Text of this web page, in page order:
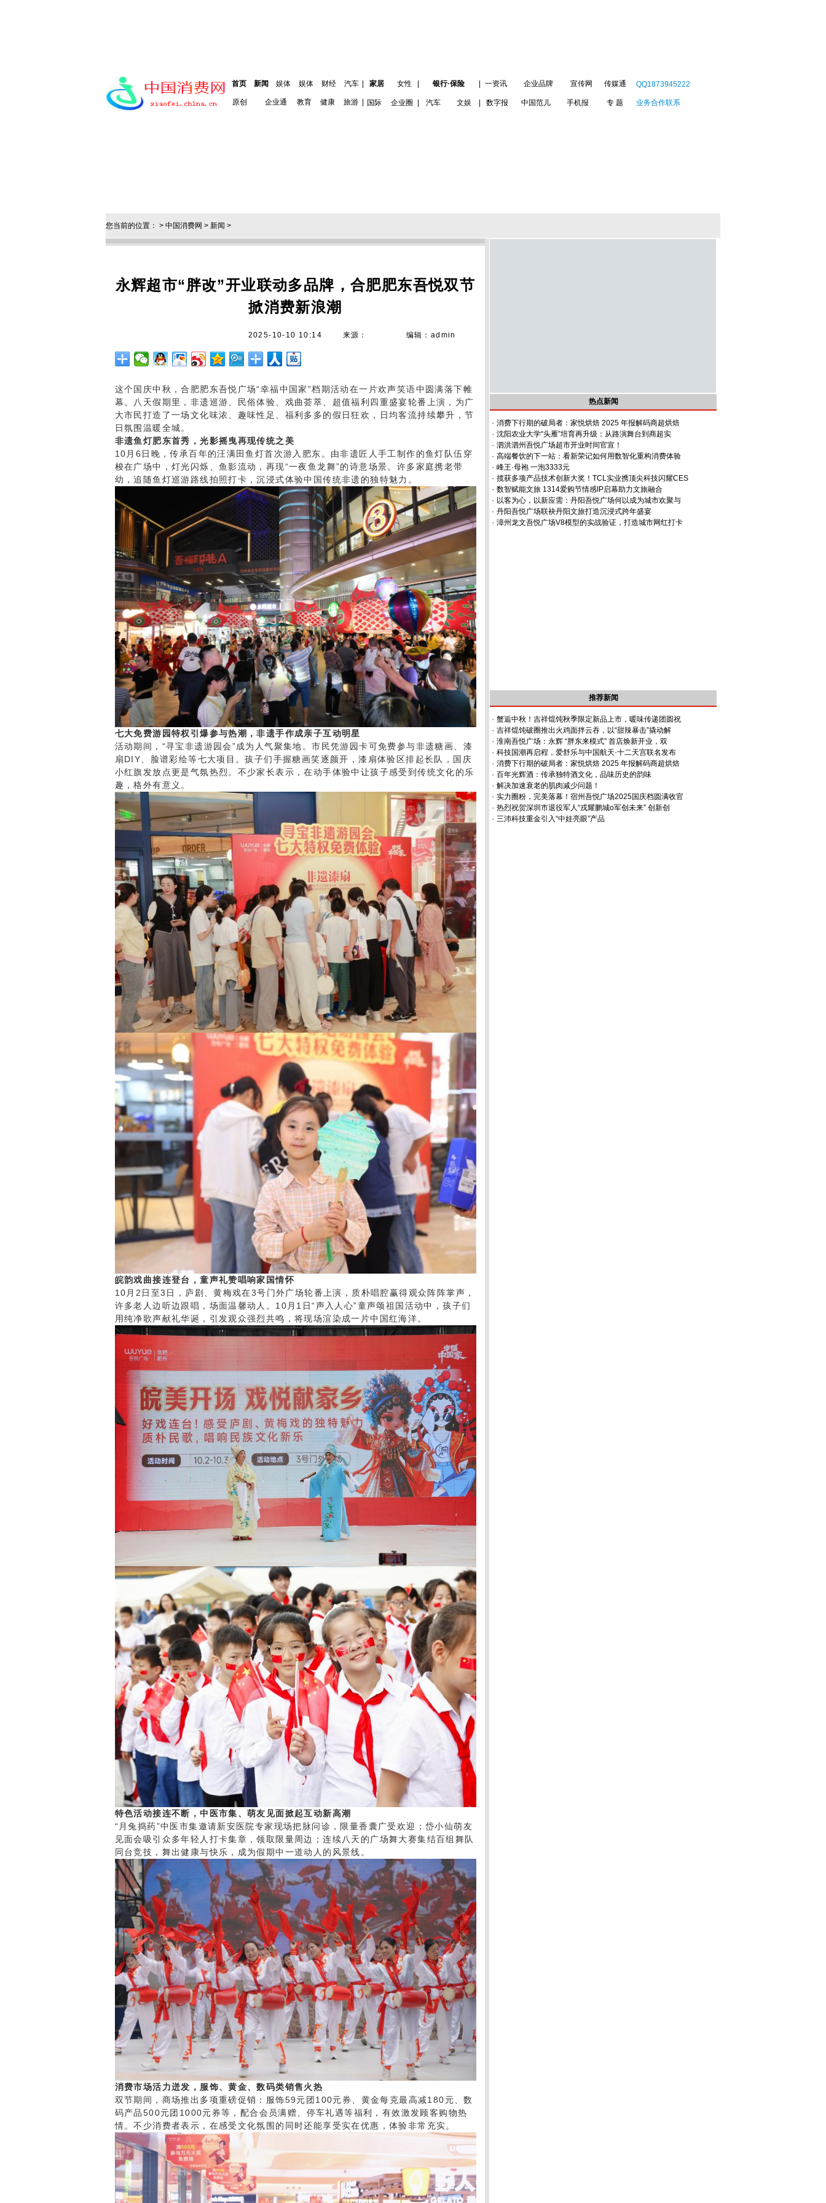
首页 新闻 娱体 娱体 财经 汽车 家居 女性 银行·保险 一资讯 企业品牌 宣传网 传媒通
原创 企业通 教育 健康 旅游 国际 企业圈 汽车 文娱 数字报 中国范儿 手机报 专 题
QQ1873945222
业务合作联系
您当前的位置： > 中国消费网 > 新闻 >
永辉超市“胖改”开业联动多品牌，合肥肥东吾悦双节
掀消费新浪潮
2025-10-10 10:14 来源： 编辑：admin
这个国庆中秋，合肥肥东吾悦广场“幸福中国家”档期活动在一片欢声笑语中圆满落下帷
幕。八天假期里，非遗巡游、民俗体验、戏曲荟萃、超值福利四重盛宴轮番上演，为广
大市民打造了一场文化味浓、趣味性足、福利多多的假日狂欢，日均客流持续攀升，节
日氛围温暖全城。
非遗鱼灯肥东首秀，光影摇曳再现传统之美
10月6日晚，传承百年的汪满田鱼灯首次游入肥东。由非遗匠人手工制作的鱼灯队伍穿
梭在广场中，灯光闪烁、鱼影流动，再现“一夜鱼龙舞”的诗意场景。许多家庭携老带
幼，追随鱼灯巡游路线拍照打卡，沉浸式体验中国传统非遗的独特魅力。
七大免费游园特权引爆参与热潮，非遗手作成亲子互动明星
活动期间，“寻宝非遗游园会”成为人气聚集地。市民凭游园卡可免费参与非遗糖画、漆
扇DIY、脸谱彩绘等七大项目。孩子们手握糖画笑逐颜开，漆扇体验区排起长队，国庆
小红旗发放点更是气氛热烈。不少家长表示，在动手体验中让孩子感受到传统文化的乐
趣，格外有意义。
皖韵戏曲接连登台，童声礼赞唱响家国情怀
10月2日至3日，庐剧、黄梅戏在3号门外广场轮番上演，质朴唱腔赢得观众阵阵掌声，
许多老人边听边跟唱，场面温馨动人。10月1日“声入人心”童声颂祖国活动中，孩子们
用纯净歌声献礼华诞，引发观众强烈共鸣，将现场渲染成一片中国红海洋。
特色活动接连不断，中医市集、萌友见面掀起互动新高潮
“月兔捣药”中医市集邀请新安医院专家现场把脉问诊，限量香囊广受欢迎；岱小仙萌友
见面会吸引众多年轻人打卡集章，领取限量周边；连续八天的广场舞大赛集结百组舞队
同台竞技，舞出健康与快乐，成为假期中一道动人的风景线。
消费市场活力迸发，服饰、黄金、数码类销售火热
双节期间，商场推出多项重磅促销：服饰59元团100元券、黄金每克最高减180元、数
码产品500元团1000元券等，配合会员满赠、停车礼遇等福利，有效激发顾客购物热
情。不少消费者表示，在感受文化氛围的同时还能享受实在优惠，体验非常充实。
热点新闻
· 消费下行期的破局者：家悦烘焙 2025 年报解码商超烘焙
· 沈阳农业大学“头雁”培育再升级：从路演舞台到商超实
· 泗洪泗州吾悦广场超市开业时间官宣！
· 高端餐饮的下一站：看新荣记如何用数智化重构消费体验
· 峰王·母袍 一泡3333元
· 揽获多项产品技术创新大奖！TCL实业携顶尖科技闪耀CES
· 数智赋能文旅 1314爱购节情感IP启幕助力文旅融合
· 以客为心，以新应需：丹阳吾悦广场何以成为城市欢聚与
· 丹阳吾悦广场联袂丹阳文旅打造沉浸式跨年盛宴
· 漳州龙文吾悦广场V8模型的实战验证，打造城市网红打卡
推荐新闻
· 蟹逅中秋！吉祥馄饨秋季限定新品上市，暖味传递团圆祝
· 吉祥馄饨破圈推出火鸡面拌云吞，以“甜辣暴击”撬动解
· 淮南吾悦广场：永辉 “胖东来模式” 首店焕新开业，双
· 科技国潮再启程，爱舒乐与中国航天·十二天宫联名发布
· 消费下行期的破局者：家悦烘焙 2025 年报解码商超烘焙
· 百年光辉酒：传承独特酒文化，品味历史的韵味
· 解决加速衰老的肌肉减少问题！
· 实力圈粉，完美落幕！宿州吾悦广场2025国庆档圆满收官
· 热烈祝贺深圳市退役军人“戎耀鹏城o军创未来” 创新创
· 三沛科技重金引入“中娃亮眼”产品